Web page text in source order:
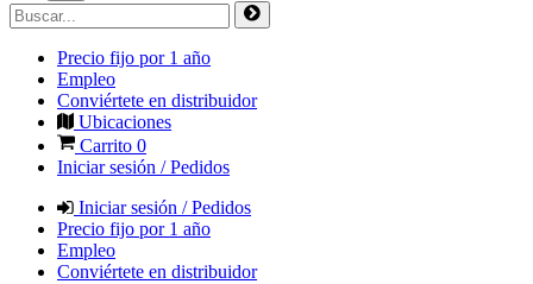
Precio fijo por 1 año
Empleo
Conviértete en distribuidor
Ubicaciones
Carrito 0
Iniciar sesión / Pedidos
Iniciar sesión / Pedidos
Precio fijo por 1 año
Empleo
Conviértete en distribuidor